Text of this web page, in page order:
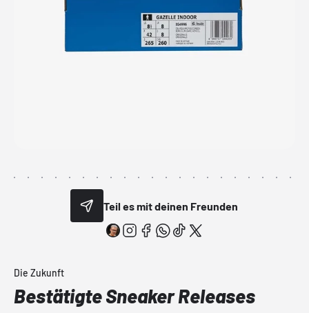
Teil es mit deinen Freunden
Die Zukunft
Bestätigte Sneaker Releases